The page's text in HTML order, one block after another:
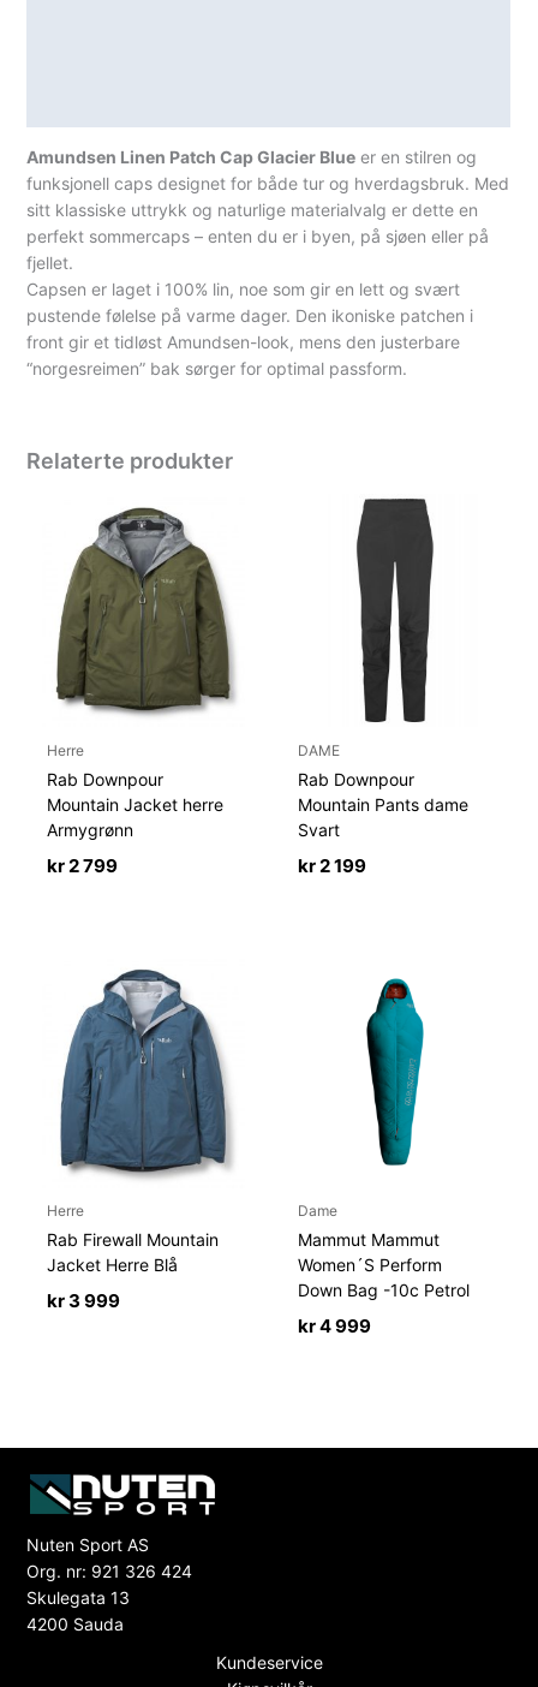
Amundsen Linen Patch Cap Glacier Blue er en stilren og
funksjonell caps designet for både tur og hverdagsbruk. Med
sitt klassiske uttrykk og naturlige materialvalg er dette en
perfekt sommercaps – enten du er i byen, på sjøen eller på
fjellet.
Capsen er laget i 100% lin, noe som gir en lett og svært
pustende følelse på varme dager. Den ikoniske patchen i
front gir et tidløst Amundsen-look, mens den justerbare
“norgesreimen” bak sørger for optimal passform.
Relaterte produkter
Herre
Rab Downpour
Mountain Jacket herre
Armygrønn
kr 2 799
DAME
Rab Downpour
Mountain Pants dame
Svart
kr 2 199
Herre
Rab Firewall Mountain
Jacket Herre Blå
kr3 999
Dame
Mammut Mammut
Women´S Perform
Down Bag -10c Petrol
kr4 999
Nuten Sport AS
Org. nr: 921 326 424
Skulegata 13
4200 Sauda
Kundeservice